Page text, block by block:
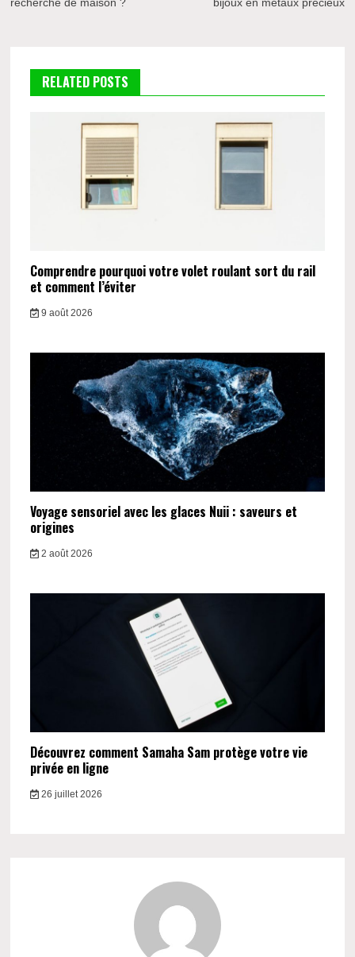
RELATED POSTS
Comprendre pourquoi votre volet roulant sort du rail
et comment l’éviter
9 août 2026
Voyage sensoriel avec les glaces Nuii : saveurs et
origines
2 août 2026
Découvrez comment Samaha Sam protège votre vie
privée en ligne
26 juillet 2026